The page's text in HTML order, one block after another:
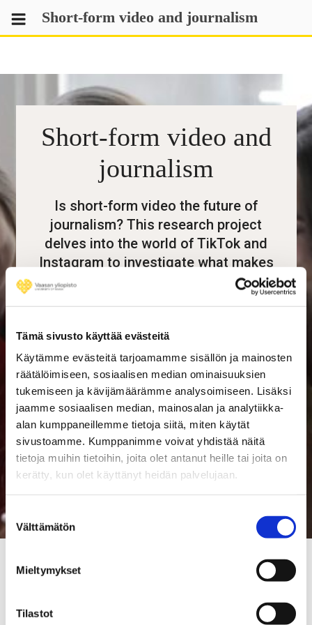
Tämä sivusto käyttää evästeitä
Käytämme evästeitä tarjoamamme sisällön ja mainosten
räätälöimiseen, sosiaalisen median ominaisuuksien
tukemiseen ja kävijämäärämme analysoimiseen. Lisäksi
jaamme sosiaalisen median, mainosalan ja analytiikka-
alan kumppaneillemme tietoja siitä, miten käytät
sivustoamme. Kumppanimme voivat yhdistää näitä
tietoja muihin tietoihin, joita olet antanut heille tai joita on
kerätty, kun olet käyttänyt heidän palvelujaan.
Suostumuksen
valinta
Välttämätön
Mieltymykset
Tilastot
Skip
to
content
Short-form video and journalism
Short-form video and
journalism
Is short-form video the future of
journalism? This research project
delves into the world of TikTok and
Instagram to investigate what makes
or breaks journalism in this format and
in the eyes of young adult Finns. <br>
href="https://merkkiin.fi/tapahtumat/se
minaari-pilaako-tiktok-nuoret-ja-
journalismin-tutkimusnakokulmia-
tiktokin-kayttoon/">Our closing
seminar</a> will take place on February
16th from 1 pm to 3 pm at Museum
Merkki in Helsinki. Welcome!